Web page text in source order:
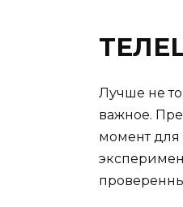
Лучше не
важное.
момент для